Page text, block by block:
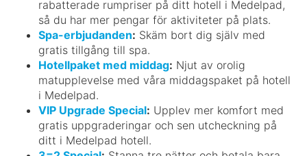
rabatterade rumpriser på ditt hotell i Medelpad,
så du har mer pengar för aktiviteter på plats.
Spa-erbjudanden: Skäm bort dig själv med
gratis tillgång till spa.
Hotellpaket med middag: Njut av orolig
matupplevelse med våra middagspaket på hotell
i Medelpad.
VIP Upgrade Special: Upplev mer komfort med
gratis uppgraderingar och sen utcheckning på
ditt i Medelpad hotell.